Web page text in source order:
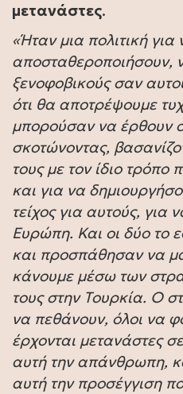
μετανάστες.
«Ήταν μια πολιτική για
αποσταθεροποιήσουν,
ξενοφοβικούς σαν
ότι θα αποτρέψουμε
μπορούσαν να έρθουν
σκοτώνοντας,
τους με τον ίδιο τρόπο
και για να
τείχος για αυτούς, για
Ευρώπη. Και οι δύο το
και προσπάθησαν να
κάνουμε μέσω των
τους στην Τουρκία. Ο
να πεθάνουν, όλοι να
έρχονται μετανάστες
αυτή την απάνθρωπη,
αυτή την προσέγγιση